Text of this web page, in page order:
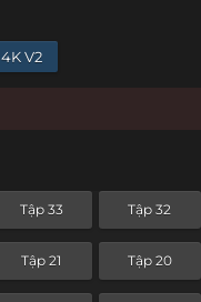
4K V2
Tập 33 Tập 32
Tập 21 Tập 20